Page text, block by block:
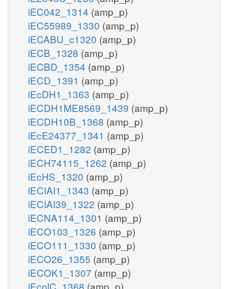
iEC042_1314 (amp_p)
iEC55989_1330 (amp_p)
iECABU_c1320 (amp_p)
iECB_1328 (amp_p)
iECBD_1354 (amp_p)
iECD_1391 (amp_p)
iEcDH1_1363 (amp_p)
iECDH1ME8569_1439 (amp_p)
iECDH10B_1368 (amp_p)
iEcE24377_1341 (amp_p)
iECED1_1282 (amp_p)
iECH74115_1262 (amp_p)
iEcHS_1320 (amp_p)
iECIAI1_1343 (amp_p)
iECIAI39_1322 (amp_p)
iECNA114_1301 (amp_p)
iECO103_1326 (amp_p)
iECO111_1330 (amp_p)
iECO26_1355 (amp_p)
iECOK1_1307 (amp_p)
iEcolC_1368 (amp_p)